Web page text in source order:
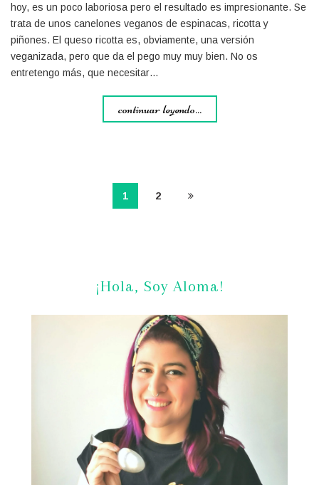
hoy, es un poco laboriosa pero el resultado es impresionante. Se
trata de unos canelones veganos de espinacas, ricotta y
piñones. El queso ricotta es, obviamente, una versión
veganizada, pero que da el pego muy muy bien. No os
entretengo más, que necesitar…
continuar leyendo...
1 2
¡Hola, Soy Aloma!